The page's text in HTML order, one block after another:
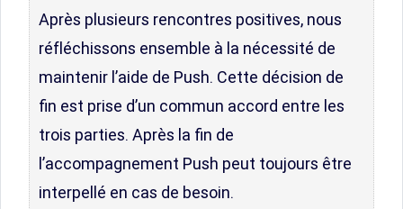
Après plusieurs rencontres positives, nous
réfléchissons ensemble à la nécessité de
maintenir l’aide de Push. Cette décision de
fin est prise d’un commun accord entre les
trois parties. Après la fin de
l’accompagnement Push peut toujours être
interpellé en cas de besoin.